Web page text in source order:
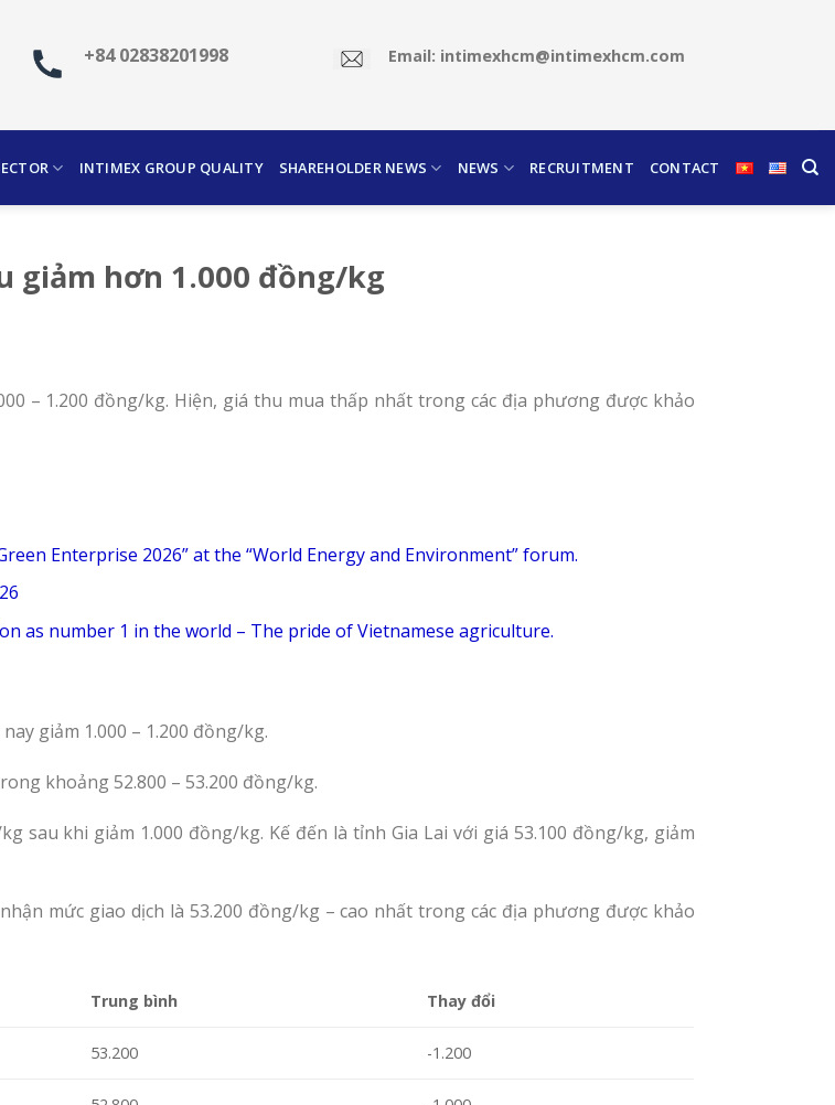
+84 02838201998 Email: intimexhcm@intimexhcm.com
INTIMEX GROUP QUALITY SHAREHOLDER NEWS NEWS RECRUITMENT CONTACT
giảm hơn 1.000 đồng/kg
– 1.200 đồng/kg. Hiện, giá thu mua thấp nhất trong các địa phương được khảo
Enterprise 2026” at the “World Energy and Environment” forum.
as number 1 in the world – The pride of Vietnamese agriculture.
giảm 1.000 – 1.200 đồng/kg.
khoảng 52.800 – 53.200 đồng/kg.
sau khi giảm 1.000 đồng/kg. Kế đến là tỉnh Gia Lai với giá 53.100 đồng/kg, giảm
mức giao dịch là 53.200 đồng/kg – cao nhất trong các địa phương được khảo
Trung bình Thay đổi
53.200 -1.200